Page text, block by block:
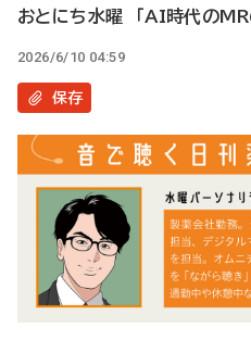
テ
ツ
に
おとにち水曜 「AI時代のMR
2026/6/10 04:59
保存